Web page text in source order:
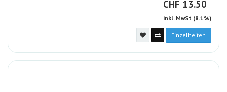
CHF CHF
13.50
inkl. MwSt (8.1%)
Einzelheiten